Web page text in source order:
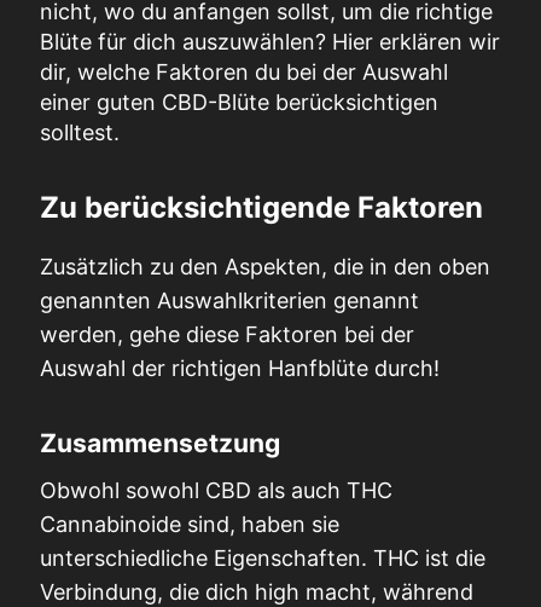
nicht, wo du anfangen sollst, um die richtige
Blüte für dich auszuwählen? Hier erklären wir
dir, welche Faktoren du bei der Auswahl
einer guten CBD-Blüte berücksichtigen
solltest.
Zu berücksichtigende Faktoren
Zusätzlich zu den Aspekten, die in den oben
genannten Auswahlkriterien genannt
werden, gehe diese Faktoren bei der
Auswahl der richtigen Hanfblüte durch!
Zusammensetzung
Obwohl sowohl CBD als auch THC
Cannabinoide sind, haben sie
unterschiedliche Eigenschaften. THC ist die
Verbindung, die dich high macht, während